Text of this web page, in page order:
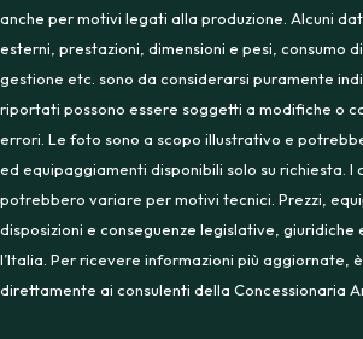
anche per motivi legati alla produzione. Alcuni
esterni, prestazioni, dimensioni e pesi, consumo
gestione etc. sono da considerarsi puramente
riportati possono essere soggetti a modifiche o
errori. Le foto sono a scopo illustrativo e
ed equipaggiamenti disponibili solo su richiesta. I
potrebbero variare per motivi tecnici. Prezzi,
disposizioni e conseguenze legislative, giuridiche
l’Italia. Per ricevere informazioni più aggiornate,
direttamente ai consulenti della Concessionaria